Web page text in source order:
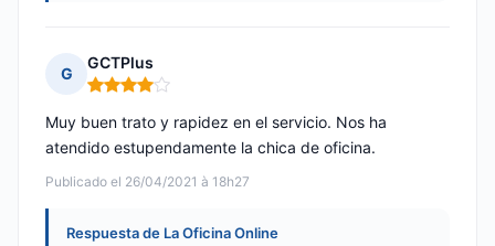
G
GCTPlus
Nota: 4 de 5
Publicado el 26/04/2021 à 18h27
Muy buen trato y rapidez en el servicio. Nos ha
atendido estupendamente la chica de oficina.
Respuesta de La Oficina Online